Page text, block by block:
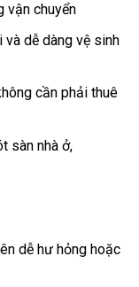
vận chuyển
và dễ dàng vệ sinh
cần phải thuê
sàn nhà ở,
dễ hư hỏng hoặc